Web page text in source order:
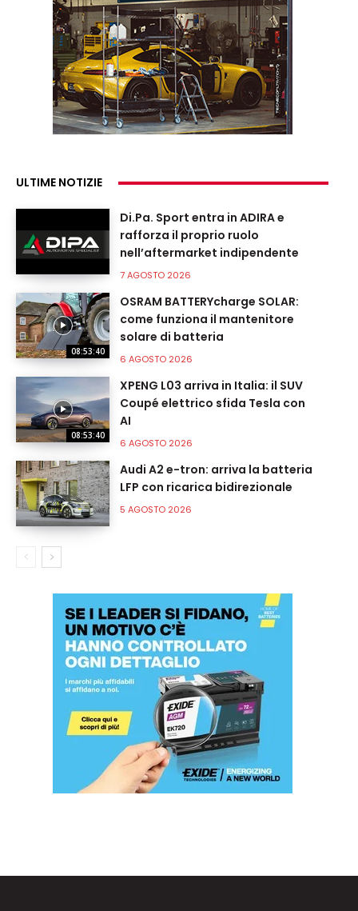
ULTIME NOTIZIE
Di.Pa. Sport entra in ADIRA e
rafforza il proprio ruolo
nell’aftermarket indipendente
7 AGOSTO 2026
08:53:40
OSRAM BATTERYcharge SOLAR:
come funziona il mantenitore
solare di batteria
6 AGOSTO 2026
08:53:40
XPENG L03 arriva in Italia: il SUV
Coupé elettrico sfida Tesla con
AI
6 AGOSTO 2026
Audi A2 e-tron: arriva la batteria
LFP con ricarica bidirezionale
5 AGOSTO 2026